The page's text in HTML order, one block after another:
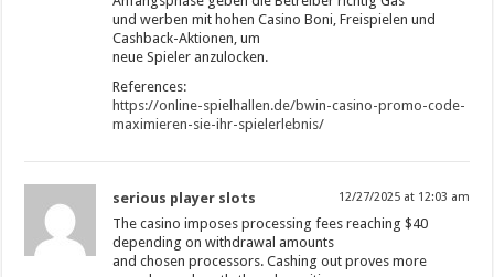
und werben mit hohen Casino Boni, Freispielen und
Cashback-Aktionen, um
neue Spieler anzulocken.
References:
https://online-spielhallen.de/bwin-casino-promo-code-
maximieren-sie-ihr-spielerlebnis/
serious player slots 12/27/2025 at 12:03 am
The casino imposes processing fees reaching $40
depending on withdrawal amounts
and chosen processors. Cashing out proves more